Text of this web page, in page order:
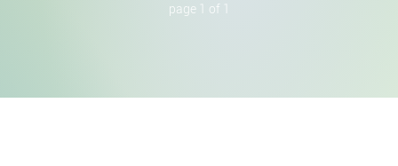
page 1 of 1